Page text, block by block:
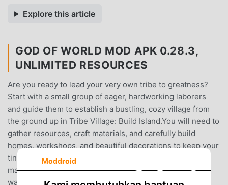
Explore this article
GOD OF WORLD MOD APK 0.28.3,
UNLIMITED RESOURCES
Are you ready to lead your very own tribe to greatness?
Start with a small group of eager, hardworking laborers
and guide them to establish a bustling, cozy village from
the ground up in Tribe Village: Build Island.You will need to
gather resources, craft materials, and carefully build
homes, workshops, and beautiful decorations to keep your
tiny followers happy. Whether you love relaxing
management games, creative city builders, or just
watching tiny workers chop and mine, this is the perfect
Moddroid